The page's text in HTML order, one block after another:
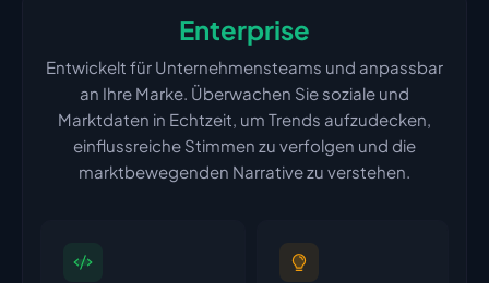
Enterprise
Entwickelt für Unternehmensteams und anpassbar
an Ihre Marke. Überwachen Sie soziale und
Marktdaten in Echtzeit, um Trends aufzudecken,
einflussreiche Stimmen zu verfolgen und die
marktbewegenden Narrative zu verstehen.